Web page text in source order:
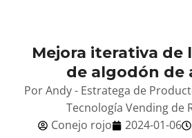
Mejora iterativa de
de algodón de
Por Andy - Estratega de
Tecnología Vending de
Conejo rojo
2024-01-06